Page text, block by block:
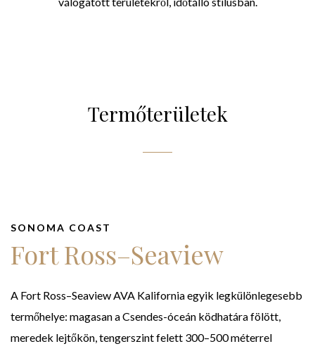
Termőterületek
SONOMA COAST
Fort Ross–Seaview
A Fort Ross–Seaview AVA Kalifornia egyik legkülönlegesebb
termőhelye: magasan a Csendes-óceán ködhatára fölött,
meredek lejtőkön, tengerszint felett 300–500 méterrel